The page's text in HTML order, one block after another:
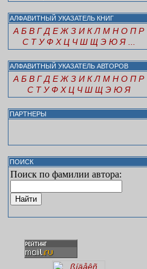
АЛФАВИТНЫЙ УКАЗАТЕЛЬ КНИГ
А Б В Г Д Е Ж З И К Л М Н О П Р
С Т У Ф Х Ц Ч Ш Щ Э Ю Я
АЛФАВИТНЫЙ УКАЗАТЕЛЬ АВТОРОВ
А Б В Г Д Е Ж З И К Л М Н О П Р
С Т У Ф Х Ц Ч Ш Щ Э Ю Я
ПАРТНЕРЫ
ПОИСК
Поиск по фамилии автора: